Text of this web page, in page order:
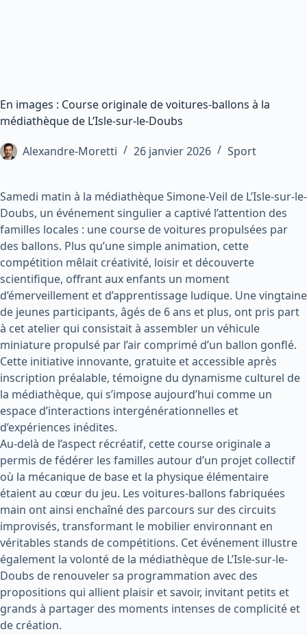
En images : Course originale de voitures-ballons à la
médiathèque de L’Isle-sur-le-Doubs
Alexandre-Moretti
26 janvier 2026 Sport
Samedi matin à la médiathèque Simone-Veil de L’Isle-sur-le-
Doubs, un événement singulier a captivé l’attention des
familles locales : une course de voitures propulsées par
des ballons. Plus qu’une simple animation, cette
compétition mêlait créativité, loisir et découverte
scientifique, offrant aux enfants un moment
d’émerveillement et d’apprentissage ludique. Une vingtaine
de jeunes participants, âgés de 6 ans et plus, ont pris part
à cet atelier qui consistait à assembler un véhicule
miniature propulsé par l’air comprimé d’un ballon gonflé.
Cette initiative innovante, gratuite et accessible après
inscription préalable, témoigne du dynamisme culturel de
la médiathèque, qui s’impose aujourd’hui comme un
espace d’interactions intergénérationnelles et
d’expériences inédites.
Au-delà de l’aspect récréatif, cette course originale a
permis de fédérer les familles autour d’un projet collectif
où la mécanique de base et la physique élémentaire
étaient au cœur du jeu. Les voitures-ballons fabriquées
main ont ainsi enchaîné des parcours sur des circuits
improvisés, transformant le mobilier environnant en
véritables stands de compétitions. Cet événement illustre
également la volonté de la médiathèque de L’Isle-sur-le-
Doubs de renouveler sa programmation avec des
propositions qui allient plaisir et savoir, invitant petits et
grands à partager des moments intenses de complicité et
de création.